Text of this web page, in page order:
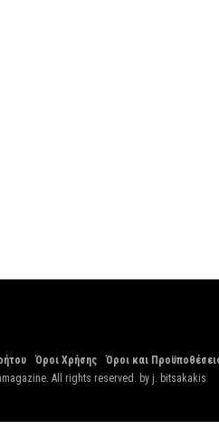
Όροι Χρήσης
Όροι και
All rights reserved. by j. bitsakakis